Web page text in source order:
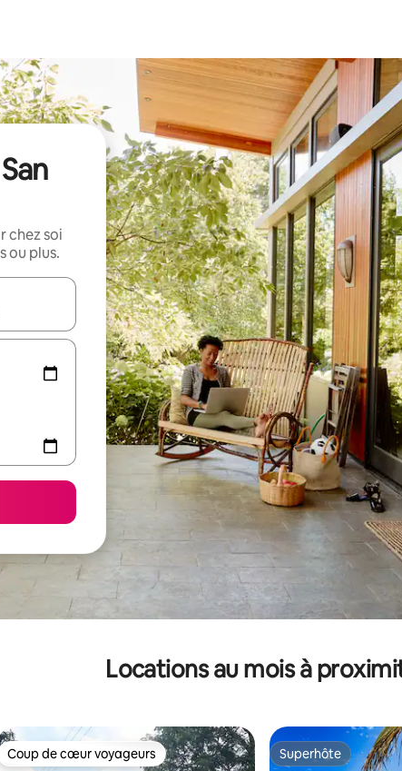
chez soi
ou plus.
les en utilisant les flèches vers le haut et vers le bas, ou en
Locations au mois à
Coup de cœur voyageurs
Coup de cœur voyageurs Superhôte
Superhôte